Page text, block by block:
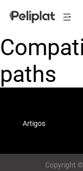
paths
Artigos
Copyright